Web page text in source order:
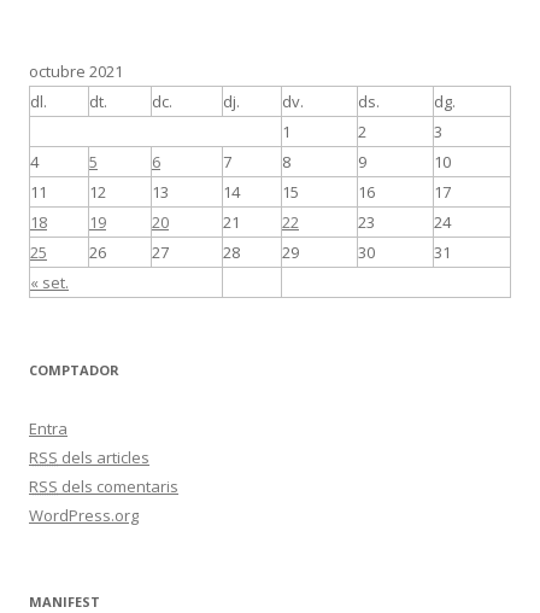
octubre 2021
dl.
dt. dc. dj. dv. ds. dg.
« set.
1 2
3
4
5 6 7 8 9
10
11
12 13 14 15 16
17
18
19 20 21 22 23
24
25
26 27 28 29 30 31
COMPTADOR
Entra
RSS dels articles
RSS dels comentaris
WordPress.org
MANIFEST